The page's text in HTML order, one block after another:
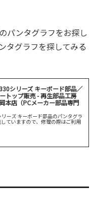
パンタグラフをお探し
タグラフを探してみる
シリーズ キーボード部品／
トップ販売 - 再生部品工房
本店（PCメーカー部品専門
ーズ キーボード部品のパンタグラ
ていますので、修理の際はご利用